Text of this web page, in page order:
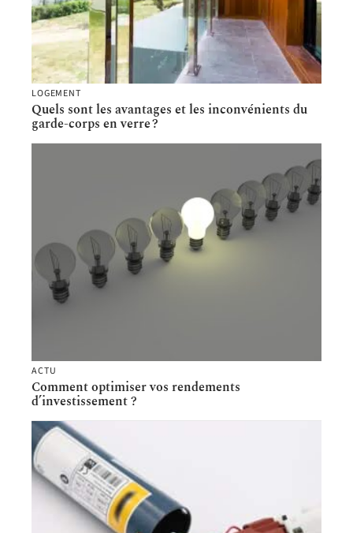
LOGEMENT
Quels sont les avantages et les inconvénients du
garde-corps en verre ?
ACTU
Comment optimiser vos rendements
d’investissement ?